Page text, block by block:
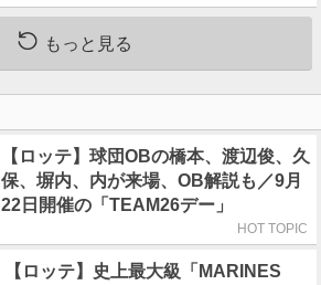
もっと見る
【ロッテ】球団OBの橋本、渡辺俊、久
保、塀内、内が来場、OB解説も／9月
22日開催の「TEAM26デー」
HOT TOPIC
【ロッテ】史上最大級「MARINES